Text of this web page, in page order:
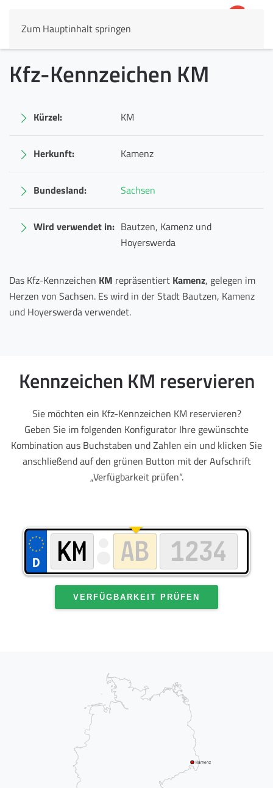
Zum Hauptinhalt springen
Kfz-Kennzeichen KM
Kürzel: KM
Herkunft: Kamenz
Bundesland: Sachsen
Wird verwendet in: Bautzen, Kamenz und
Hoyerswerda
Das Kfz-Kennzeichen KM repräsentiert Kamenz, gelegen im
Herzen von Sachsen. Es wird in der Stadt Bautzen, Kamenz
und Hoyerswerda verwendet.
Kennzeichen KM reservieren
Sie möchten ein Kfz-Kennzeichen KM reservieren?
Geben Sie im folgenden Konfigurator Ihre gewünschte
Kombination aus Buchstaben und Zahlen ein und klicken Sie
anschließend auf den grünen Button mit der Aufschrift
„Verfügbarkeit prüfen“.
VERFÜGBARKEIT PRÜFEN
Kamenz